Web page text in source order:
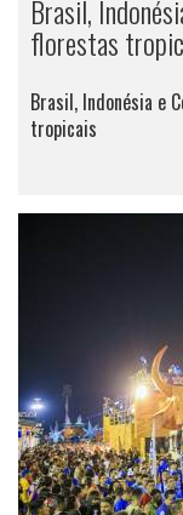
Brasil,
florestas
Brasil, Indonésia e
tropicais